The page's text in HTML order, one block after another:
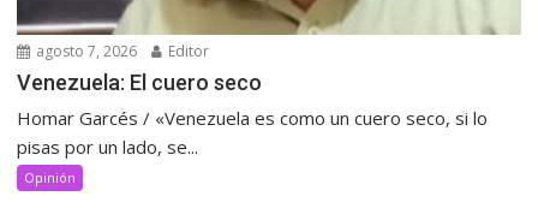
agosto 7, 2026 Editor
Venezuela: El cuero seco
Homar Garcés / «Venezuela es como un cuero seco, si lo
pisas por un lado, se...
Opinión